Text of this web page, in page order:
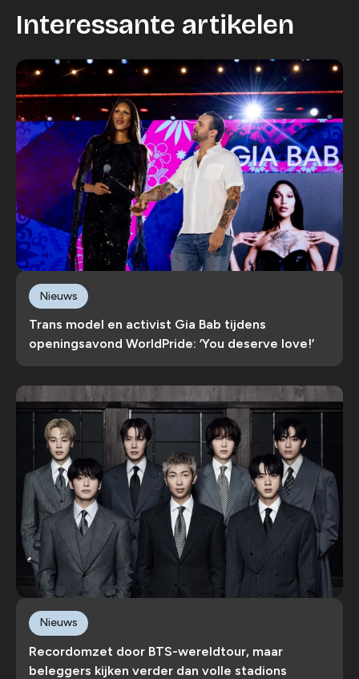
Interessante artikelen
Trans model en activist Gia Bab tijdens
openingsavond WorldPride: ‘You deserve love!’
Nieuws
Recordomzet door BTS-wereldtour, maar
beleggers kijken verder dan volle stadions
Nieuws